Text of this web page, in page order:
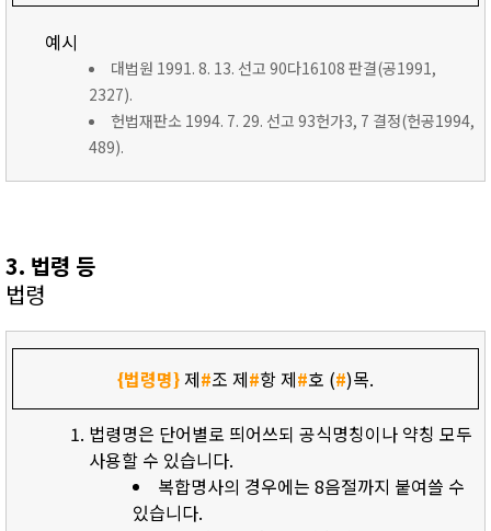
예시
대법원 1991. 8. 13. 선고 90다16108 판결(공1991,
2327).
헌법재판소 1994. 7. 29. 선고 93헌가3, 7 결정(헌공1994,
489).
3. 법령 등
법령
{법령명}제#조 제#항 제#호 (#)목.
법령명은 단어별로 띄어쓰되 공식명칭이나 약칭 모두
사용할 수 있습니다.
복합명사의 경우에는 8음절까지 붙여쓸 수
있습니다.